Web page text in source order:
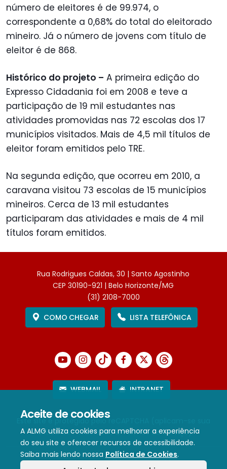
Aceite de cookies
A ALMG utiliza cookies para melhorar a experiência
do seu site e oferecer recursos de acessibilidade.
Saiba mais lendo nossa Política de Cookies.
número de eleitores é de 99.974, o
correspondente a 0,68% do total do eleitorado
mineiro. Já o número de jovens com título de
eleitor é de 868.
Histórico do projeto – A primeira edição do
Expresso Cidadania foi em 2008 e teve a
participação de 19 mil estudantes nas
atividades promovidas nas 72 escolas dos 17
municípios visitados. Mais de 4,5 mil títulos de
eleitor foram emitidos pelo TRE.
Na segunda edição, que ocorreu em 2010, a
caravana visitou 73 escolas de 15 municípios
mineiros. Cerca de 13 mil estudantes
participaram das atividades e mais de 4 mil
títulos foram emitidos.
Rua Rodrigues Caldas, 30 | Santo Agostinho
CEP 30190-921 | Belo Horizonte/MG
(31) 2108-7000
COMO CHEGAR
LISTA TELEFÔNICA
WEBMAIL INTRANET
Este site é protegido pelo reCAPTCHA (aplicam-se sua
Política de PrivacidadeeTermos de Serviço).
Termos de Uso e Política de Privacidade